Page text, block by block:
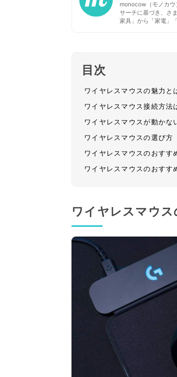
monocow（モノカウ
サーチに基づき、さ
家具」から「家電」
目次
ワイヤレスマウスの魅力と
ワイヤレスマウス接続方法
ワイヤレスマウスが動かな
ワイヤレスマウスの選び方
ワイヤレスマウスのおすす
ワイヤレスマウスのおす
ワイヤレスマウス